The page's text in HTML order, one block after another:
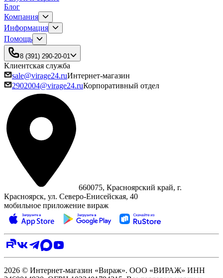
Блог
Компания
Информация
Помощь
8 (391) 290-20-01
Клиентская служба
sale@virage24.ruИнтернет-магазин
2902004@virage24.ruКорпоративный отдел
660075, Красноярский край, г.
Красноярск, ул. Северо‑Енисейская, 40
мобильное приложение вираж
2026 © Интернет-магазин «Вираж». ООО «ВИРАЖ» ИНН